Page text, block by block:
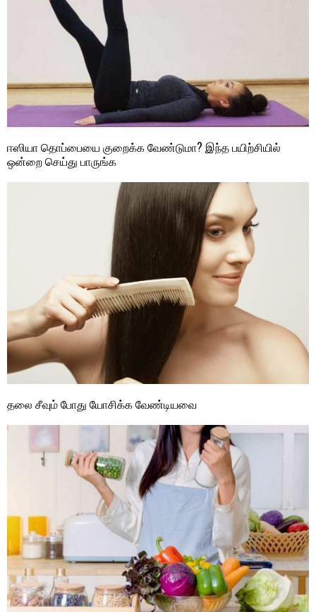
ஈஸியா தொப்பையை குறைக்க வேண்டுமா? இந்த பயிற்சியில்
ஒன்றை செய்து பாருங்க
தலை சீவும் போது யோசிக்க வேண்டியவை